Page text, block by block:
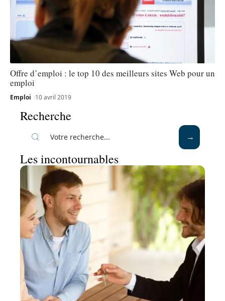
Offre d’emploi : le top 10 des meilleurs sites Web pour un
emploi
Emploi 10 avril 2019
Recherche
Les incontournables